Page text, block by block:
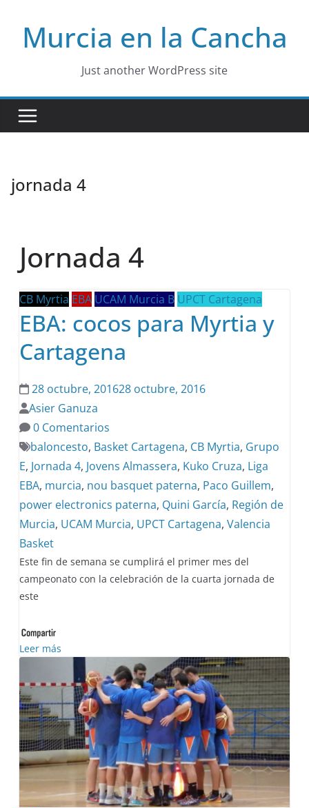
contentMurcia en la Cancha
Just another WordPress site
jornada 4
Jornada 4
CB Myrtia EBA UCAM Murcia B UPCT Cartagena
EBA: cocos para Myrtia y
Cartagena
28 octubre, 201628 octubre, 2016
Asier Ganuza
0 Comentarios
baloncesto, Basket Cartagena, CB Myrtia, Grupo
E, Jornada 4, Jovens Almassera, Kuko Cruza, Liga
EBA, murcia, nou basquet paterna, Paco Guillem,
power electronics paterna, Quini García, Región de
Murcia, UCAM Murcia, UPCT Cartagena,Valencia
Basket
Este fin de semana se cumplirá el primer mes del
campeonato con la celebración de la cuarta jornada de
este
Leer más